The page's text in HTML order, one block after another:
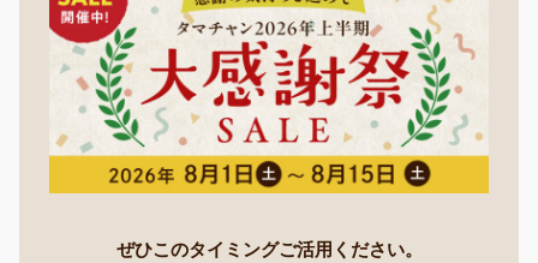
ぜひこのタイミングご活用ください。